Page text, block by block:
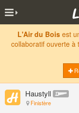
L'Air du Boisest
collaboratif ouverte à
Haustyll
Finistère